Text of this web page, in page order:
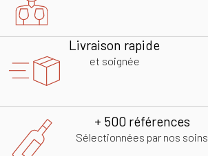
Livraison rapide
et soignée
+ 500 références
Sélectionnées par nos soins